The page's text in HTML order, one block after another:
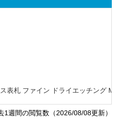
表札 ファイン ドライエッチング MB-
1週間の閲覧数（2026/08/08更新）